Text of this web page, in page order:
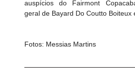
auspícios do Fairmont
geral de Bayard Do Coutto Boiteux
Fotos: Messias Martins